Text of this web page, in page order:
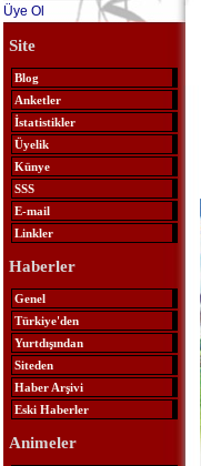
Üye Ol
Site
Blog
Anketler
İstatistikler
Üyelik
Künye
SSS
E-mail
Linkler
Haberler
Genel
Türkiye'den
Yurtdışından
Siteden
Haber Arşivi
Eski Haberler
Animeler